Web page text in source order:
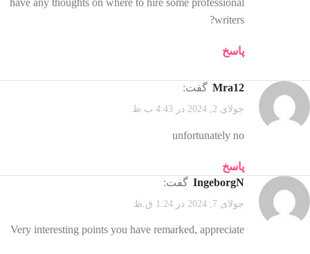
writers?
پاسخ
mra12 گفت:
جولای 2, 2024 در 4:43 ب.ظ
unfortunately no
پاسخ
IngeborgN
گفت:
جولای 7, 2024 در 1:24 ق.ظ
Very interesting points you have remarked, appreciate